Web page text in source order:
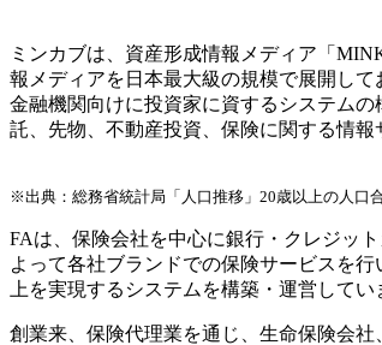
ミンカブは、資産形成情報メディア「
報メディアを日本最大級の規模で展開し
金融機関向けに投資家に資するシステム
託、先物、不動産投資、保険に関する情
※出典：総務省統計局「人口推移」20歳以上の人口
FAは、保険会社を中心に銀行・クレジッ
よって各社ブランドでの保険サービスを
上を実現するシステムを構築・運営してい
創業来、保険代理業を通じ、生命保険会